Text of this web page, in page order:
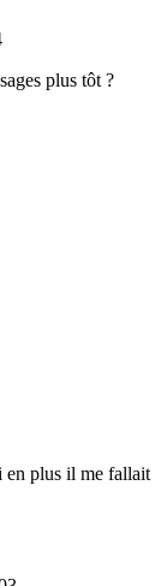
plus tôt ?
en plus il me fallait